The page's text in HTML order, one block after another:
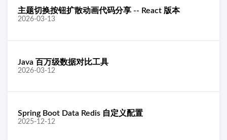
主题切换按钮扩散动画代码分享 -- React 版本
2026-03-13
Java 百万级数据对比工具
2026-03-12
Spring Boot Data Redis 自定义配置
2025-12-12